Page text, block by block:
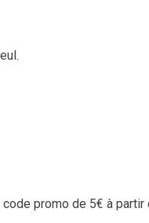
promo de 5€ à partir